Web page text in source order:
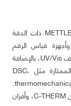
اكتشف مجموعة متنوعة من أجهزة METTLER TOLEDO ذات الدقة
وأجهزة قياس الرقم
الهيدروجيني pH، وأجهزة قياس الكثافة، وأجهزة مطياف UV/Vis، بالإضافة
الى مجموعة كاملة من أنظمة التحليل الحراري الممتازة مثل DSC،
thermogravimetric، dynamic mechanical و thermomechanical.
كما تشمل المجموعة جهاز قياس التوصيل الحراري من C-THERM، وأفران